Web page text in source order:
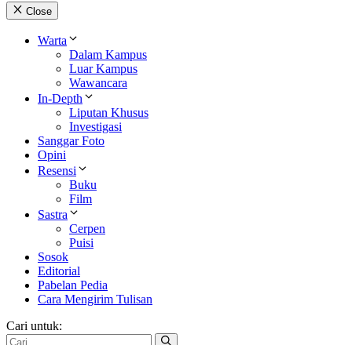
Close
Warta
Dalam Kampus
Luar Kampus
Wawancara
In-Depth
Liputan Khusus
Investigasi
Sanggar Foto
Opini
Resensi
Buku
Film
Sastra
Cerpen
Puisi
Sosok
Editorial
Pabelan Pedia
Cara Mengirim Tulisan
Cari untuk: